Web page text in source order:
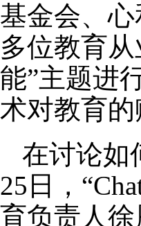
基金会、
多位教育
能”主题进
术对教育
在讨论如
25日，
育负责人